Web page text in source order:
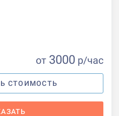
от 3000 р/час
СТОИМОСТЬ